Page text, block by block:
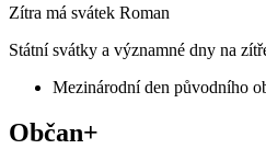
Zítra má svátek Roman
Státní svátky a významné dny na
Mezinárodní den původního
Občan+